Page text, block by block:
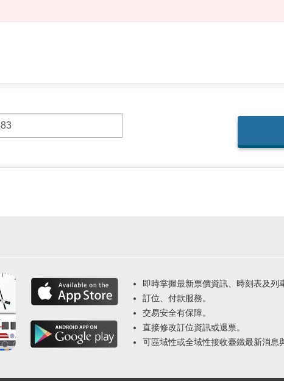
即時掌握最新票價資訊、時刻表及列
訂位、付款服務。
交易安全有保障。
直接修改訂位資訊或退票。
可區域性或全域性接收臺鐵最新消息